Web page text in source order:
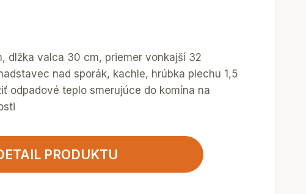
dlžka valca 30 cm, priemer vonkajší 32
nad sporák, kachle, hrúbka plechu 1,5
odpadové teplo smerujúce do komína na
PRODUKTU